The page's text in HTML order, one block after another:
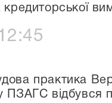
кредиторської
практика
ПЗАГС відбувся